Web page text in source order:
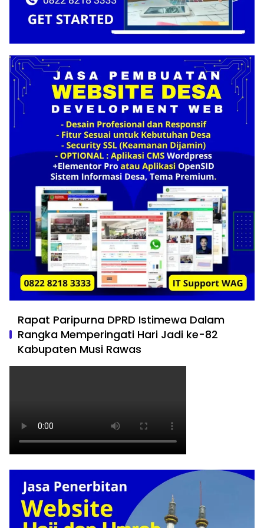
Rapat Paripurna DPRD Istimewa Dalam
Rangka Memperingati Hari Jadi ke-82
Kabupaten Musi Rawas